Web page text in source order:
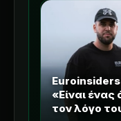
Euroinsiders
«Είναι
τον λόγο